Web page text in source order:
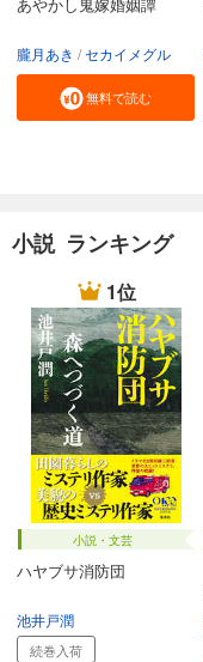
朧月あき セカイメグル
無料で読む
小説 ランキング
1位
小説・文芸
ハヤブサ消防団
池井戸潤
続巻入荷